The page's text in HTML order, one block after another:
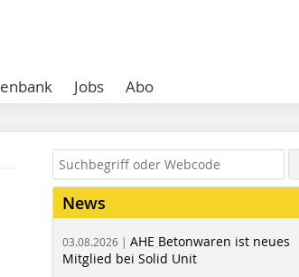
Jobs Abo
News
03.08.2026 | AHE Betonwaren ist neues
Mitglied bei Solid Unit